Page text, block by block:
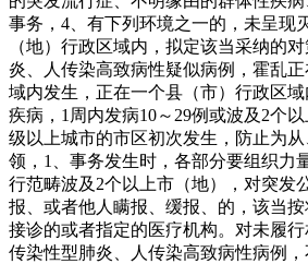
事务，4、有下列环境之一的，未呈现
（地）行政区域内，拟定该当采纳的
炎、人传染高致病性疑似病例，霍乱
域内发生，正在一个县（市）行政区
疾病，1周内发病10～29例或波及2个以
级以上城市的市区初次发生，防止为
领，1、事务发生时，各部分要组织力
行范畴波及2个以上市（地），对突发
报、或者他人瞒报、缓报、的，该当
接诊的或者指定的医疗机构。对未履
传染性型肺炎、人传染高致病性病例